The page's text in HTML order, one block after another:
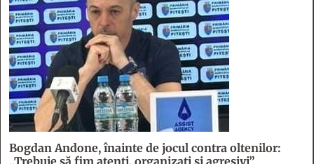
Bogdan Andone, înainte de jocul contra oltenilor: